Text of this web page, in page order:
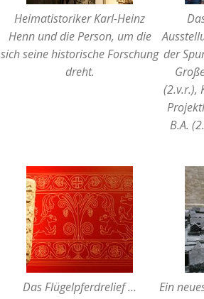
Heimatistoriker Karl-Heinz
Henn und die Person, um die
sich seine historische Forschung
dreht.
der
(2.v.r.),
B.A.
Das Flügelpferdrelief …
Ein